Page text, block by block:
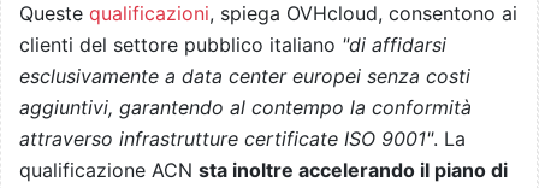
Queste qualificazioni, spiega OVHcloud, consentono ai
clienti del settore pubblico italiano "di affidarsi
esclusivamente a data center europei senza costi
aggiuntivi, garantendo al contempo la conformità
attraverso infrastrutture certificate ISO 9001". La
qualificazione ACN sta inoltre accelerando il piano di